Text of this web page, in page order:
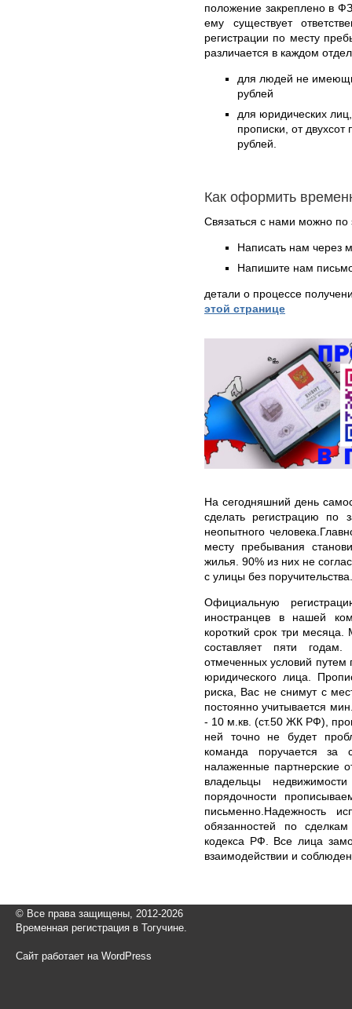
положение закреплено в
ему существует
регистрации по месту
различается в каждом
для людей не
рублей
для юридических
прописки, от двухсот
рублей.
Как оформить
Связаться с нами можно по
Написать нам через
Напишите нам
детали о процессе
этой странице
На сегодняшний день
сделать регистрацию по
неопытного
месту пребывания
жилья. 90% из них не
с улицы без поручительства.
Официальную
иностранцев в нашей
короткий срок три месяца.
составляет пяти
отмеченных условий путем
юридического лица.
риска, Вас не снимут с
постоянно учитывается
- 10 м.кв. (ст.50 ЖК РФ),
ней точно не будет
команда поручается за
налаженные партнерские
владельцы
порядочности
письменно.Надежность
обязанностей по
кодекса РФ. Все лица
взаимодействии и
© Все права защищены, 2012-2026
Временная регистрация в Тогучине.
Сайт работает на WordPress